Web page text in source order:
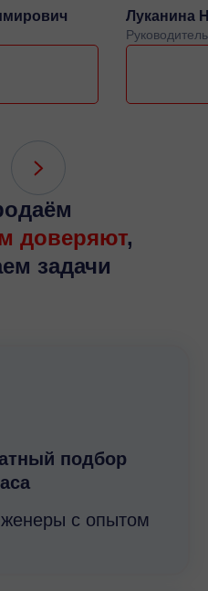
Луканина
доверяют,
задачи
подбор
с опытом